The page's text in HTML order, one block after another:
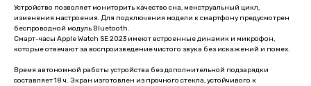
Устройство позволяет мониторить качество сна, менструальный цикл,
изменения настроения. Для подключения модели к смартфону предусмотрен
беспроводной модуль Bluetooth.
Смарт-часы Apple Watch SE 2023 имеют встроенные динамик и микрофон,
которые отвечают за воспроизведение чистого звука без искажений и помех.
Время автономной работы устройства без дополнительной подзарядки
составляет 18 ч. Экран изготовлен из прочного стекла, устойчивого к